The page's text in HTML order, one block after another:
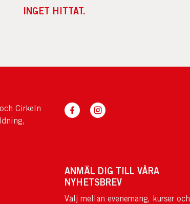
INGET HITTAT.
Cirkeln
ANMÄL DIG TILL VÅRA
NYHETSBREV
Välj mellan evenemang, kurser och